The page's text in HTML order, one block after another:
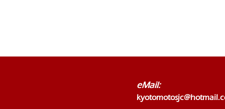
eMail: